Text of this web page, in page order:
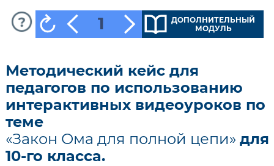
1
ДОПОЛНИТЕЛЬНЫЙ
МОДУЛЬ
Методический кейс для
педагогов по использованию
интерактивных видеоуроков по
теме
«Закон Ома для полной цепи» для
10-го класса.